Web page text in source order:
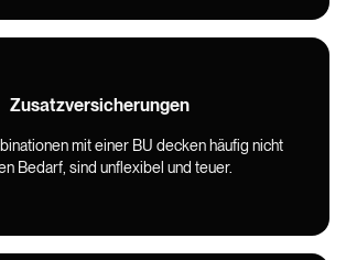
Zusatzversicherungen
mit einer BU decken häufig nicht
Bedarf, sind unflexibel und teuer.